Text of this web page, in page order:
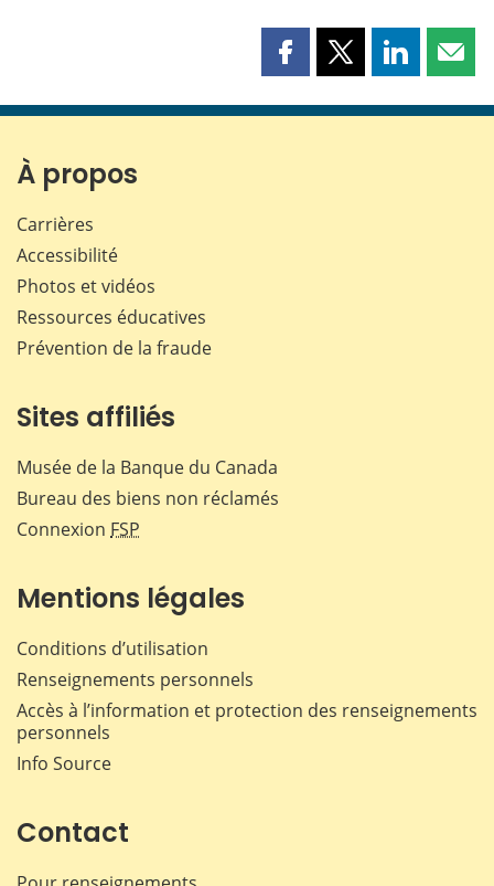
Partager
page
Partager
page
Partager
page page
À propos
Carrières
Accessibilité
Photos et vidéos
Ressources éducatives
Prévention de la fraude
Sites affiliés
Musée de la Banque du Canada
Bureau des biens non réclamés
Connexion FSP
Mentions légales
Conditions d’utilisation
Renseignements personnels
Accès à l’information et protection des renseignements
personnels
Info Source
Contact